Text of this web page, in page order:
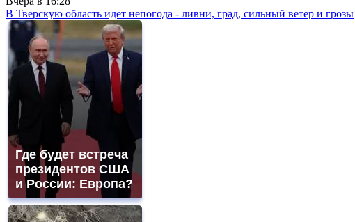
В Тверскую область идет непогода - ливни, град, сильный ветер и грозы
Где будет встреча
президентов США
и России: Европа?